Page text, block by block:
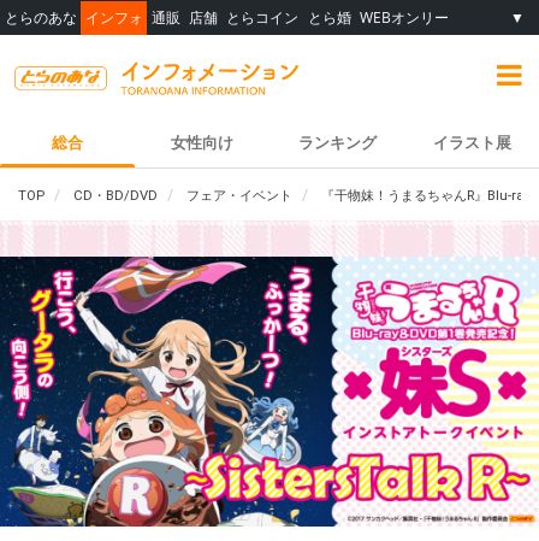
とらのあな インフォ 通販 店舗 とらコイン とら婚 WEBオンリー ▼
総合 女性向け ランキング イラスト展
TOP CD・BD/DVD フェア・イベント 『干物妹！うまるちゃんR』Blu-